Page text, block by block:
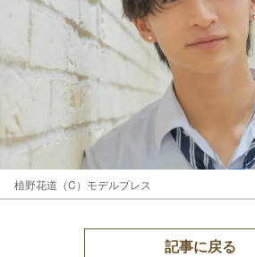
植野花道（C）モデルプレス
記事に戻る